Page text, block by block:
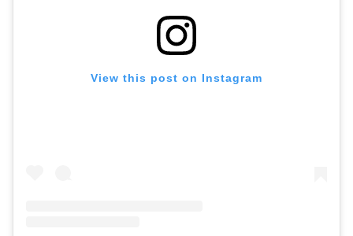
View this post on Instagram